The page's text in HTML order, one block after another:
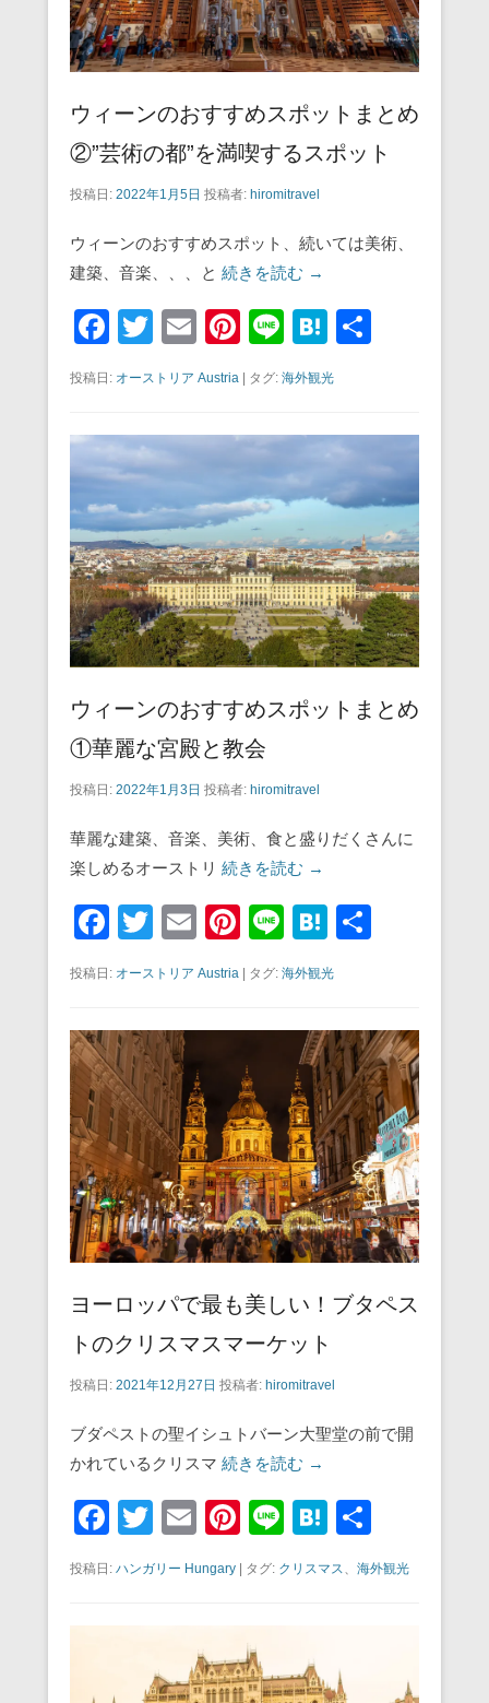
ウィーンのおすすめスポットまとめ
②”芸術の都”を満喫するスポット
投稿日: 2022年1月5日 投稿者: hiromitravel
ウィーンのおすすめスポット、続いては美術、
建築、音楽、、、と 続きを読む →
F
c
e
b
o
o
k
T
tt
er
E
Pi
er
e
st
Li
n
e
H
at
e
n
a
投稿日: オーストリア Austria タグ: 海外観光
ウィーンのおすすめスポットまとめ
①華麗な宮殿と教会
投稿日: 2022年1月3日 投稿者: hiromitravel
華麗な建築、音楽、美術、食と盛りだくさんに
楽しめるオーストリ 続きを読む →
F
c
e
b
o
o
k
T
tt
er
E
Pi
er
e
st
Li
n
e
H
at
e
n
a
投稿日: オーストリア Austria | タグ: 海外観光
ヨーロッパで最も美しい！ブタペス
トのクリスマスマーケット
投稿日: 2021年12月27日 投稿者: hiromitravel
ブダペストの聖イシュトバーン大聖堂の前で開
かれているクリスマ 続きを読む →
F
e
o
T
tt
E
ail
Pi
er
e
st
Li
e
H
e
有
投稿日: ハンガリー Hungary | タグ: クリスマス 海外観光